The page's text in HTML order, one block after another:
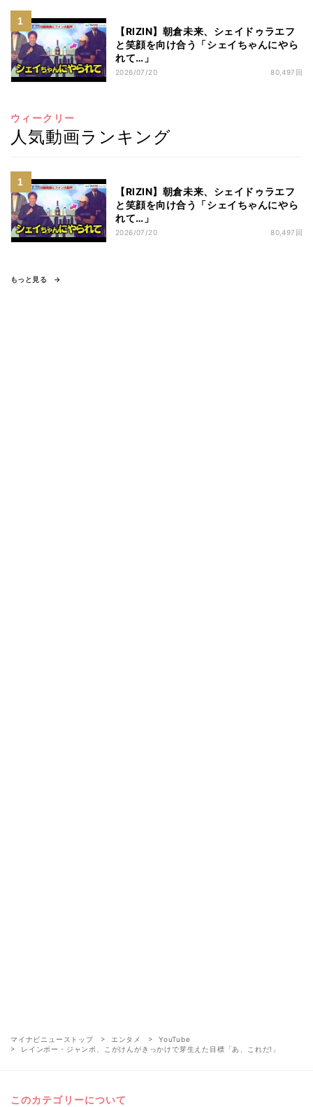
【RIZIN】朝倉未来、シェイドゥラエフ
と笑顔を向け合う「シェイちゃんにやら
れて…」
2026/07/20 80,497回
ウィークリー
人気動画ランキング
【RIZIN】朝倉未来、シェイドゥラエフ
と笑顔を向け合う「シェイちゃんにやら
れて…」
2026/07/20 80,497回
もっと見る
マイナビニューストップ エンタメ
YouTube
レインボー・ジャンボ、こがけんがきっかけで芽生えた目標「あ、これだ!」
このカテゴリーについて